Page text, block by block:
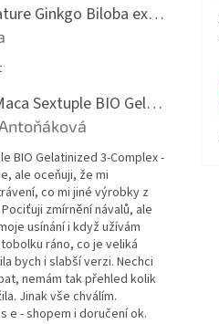
Golden Nature Ginkgo Biloba extrakt 50:1 60mg, 100 kapslí
je 5 z 5 hvězdiček.
Vitalvibe Maca Sextuple BIO Gelatinized 3-Complex, 60 kapslí
je 5 z 5 hvězdiček.
BIO Gelatinized 3-Complex -
ale oceňuji, že mi
co mi jiné výrobky z
zmírnění návalů, ale
usínání i když užívám
ráno, co je veliká
bych i slabší verzi. Nechci
nemám tak přehled kolik
Jinak vše chválím.
e - shopem i doručení ok.